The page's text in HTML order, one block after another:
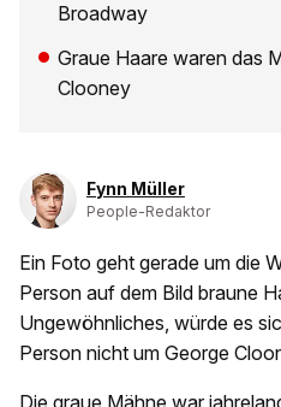
Broadway
Graue Haare waren das
Clooney
Fynn Müller
People-Redaktor
Ein Foto geht gerade um die
Person auf dem Bild braune
Ungewöhnliches, würde es
Person nicht um George